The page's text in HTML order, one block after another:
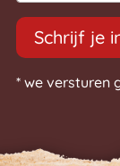
Schrijf je
* we versturen